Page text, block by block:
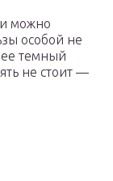
можно
особой не
темный
не стоит —